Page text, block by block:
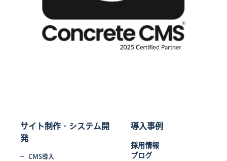
サイト制作・システム開
発
CMS導入
導入事例
採用情報
ブログ